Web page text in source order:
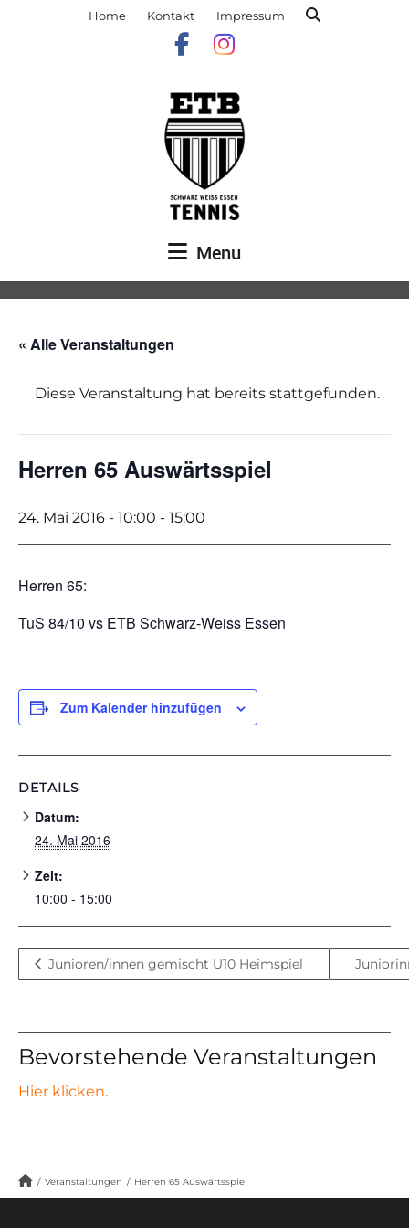
Home Kontakt Impressum
Menu
« Alle Veranstaltungen
Diese Veranstaltung hat bereits stattgefunden.
Herren 65 Auswärtsspiel
24. Mai 2016 - 10:00 - 15:00
Herren 65:
TuS 84/10 vs ETB Schwarz-Weiss Essen
Zum Kalender hinzufügen
DETAILS
Datum:
24. Mai 2016
Zeit:
10:00 - 15:00
Junioren/innen gemischt U10 Heimspiel
Bevorstehende Veranstaltungen
Hier klicken.
/ Veranstaltungen / Herren 65 Auswärtsspiel